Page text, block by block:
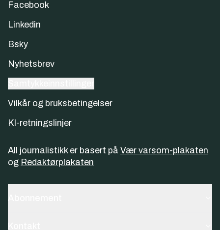
Facebook
Linkedin
Bsky
Nyhetsbrev
Vilkår og bruksbetingelser
KI-retningslinjer
All journalistikk er basert på Vær varsom-plakaten
og Redaktørplakaten